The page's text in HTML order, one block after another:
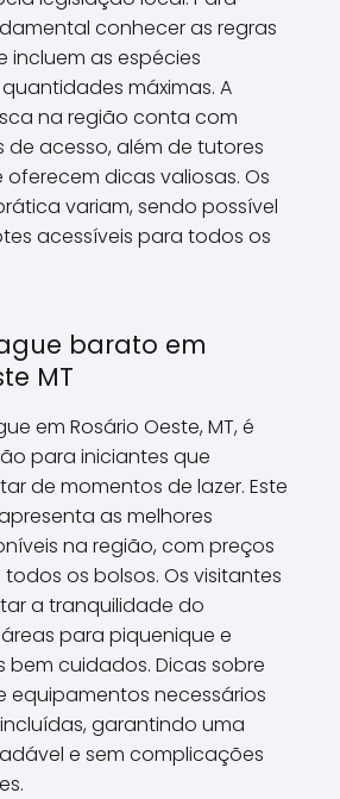
conhecer as regras
incluem as espécies
máximas. A
na região conta com
de acesso, além de tutores
oferecem dicas valiosas. Os
variam, sendo possível
acessíveis para todos os
barato em
MT
em Rosário Oeste, MT, é
para iniciantes que
de momentos de lazer. Este
as melhores
na região, com preços
os bolsos. Os visitantes
a tranquilidade do
para piquenique e
bem cuidados. Dicas sobre
equipamentos necessários
garantindo uma
e sem complicações